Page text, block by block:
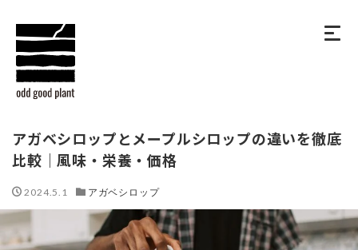
アガベシロップとメープルシロップの違いを徹底
比較｜風味・栄養・価格
2024.5.1 アガベシロップ